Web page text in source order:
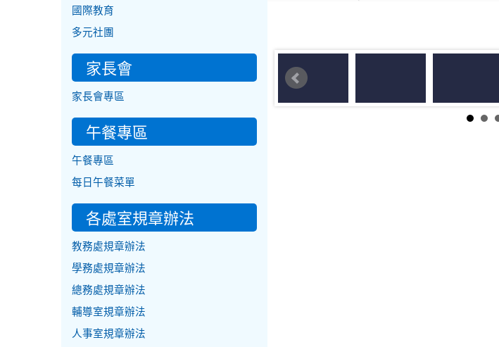
國際教育
多元社團
家長會
家長會專區
午餐專區
午餐專區
每日午餐菜單
各處室規章辦法
教務處規章辦法
學務處規章辦法
總務處規章辦法
輔導室規章辦法
人事室規章辦法